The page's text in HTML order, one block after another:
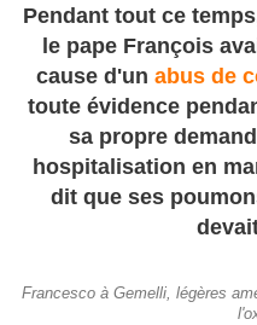
Pendant tout ce
le pape François
cause d'un abus de
toute évidence
sa propre
hospitalisation en
dit que ses
Francesco à Gemelli, légères